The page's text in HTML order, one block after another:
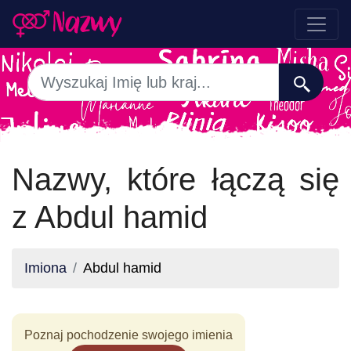
Nazwy, które łączą się
z Abdul hamid
Imiona Abdul hamid
Poznaj pochodzenie swojego imienia